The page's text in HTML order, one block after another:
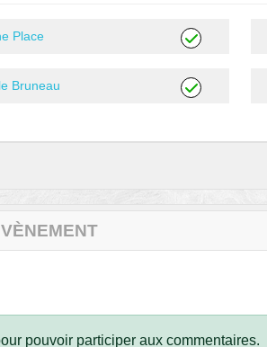
Place
Bruneau
pouvoir participer aux commentaires.